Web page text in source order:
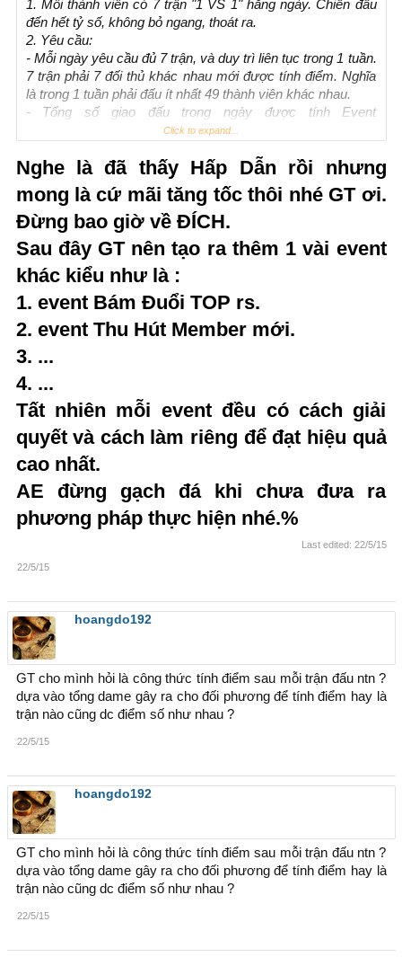
1. Mỗi thành viên có 7 trận "1 VS 1" hằng ngày. Chiến đấu
đến hết tỷ số, không bỏ ngang, thoát ra.
2. Yêu cầu:
- Mỗi ngày yêu cầu đủ 7 trận, và duy trì liên tục trong 1 tuần.
7 trận phải 7 đối thủ khác nhau mới được tính điểm. Nghĩa
là trong 1 tuần phải đấu ít nhất 49 thành viên khác nhau.
- Tổng số giao đấu trong ngày được tính Event
http://bv.gamethuvn.net/acc/?page=TOPDual
3. Phần thưởng:
Tổng giao đấu Event:
+ Hạng 1: Từ 39 trận trở lên. Tổng điểm cộng và trừ: Hơn
1100 điểm. Ví dụ: Thành viên tigermc trên bảng top.
Có 335 điểm cộng và 179 điểm trừ . Tổng điểm là: 514
điểm.
Nếu không đủ 1 trong 2 điều kiện sẽ xếp xuống hạng dưới.
Ví dụ: trên 39 trận mà dưới 1100 điểm hoặc ngược lại sẽ
chuyển thành hạng 2
điểm.
+ Hạng 3: Từ 15-30 trận: Tổng điểm cộng và trừ: Hơn 450
điểm.
Phần thưởng Hạng 1 : Tặng Sói Tinh hoàng kim +13 (hạn
sử dụng 30 ngày), và 5000 Bạc khóa.
Phần thưởng Hạng 2 : 2000 Bạc khóa.
Phần thưởng Hạng 3 : 500 Bạc khóa.
Có thể sẽ có thêm chức danh ở Hạng 1 , GT sẽ thông báo
Bắt đầu 0 giờ 0 phút. ngày: 23.05.2015
Kết thúc 23 giờ 45 phút: Ngày 29.05.2015
Chúc anh em tham gia Game vui vẻ
Click to expand...
Nghe là đã thấy Hấp Dẫn rồi nhưng
mong là cứ mãi tăng tốc thôi nhé GT ơi.
Đừng bao giờ về ĐÍCH.
Sau đây GT nên tạo ra thêm 1 vài event
khác kiểu như là :
1. event Bám Đuổi TOP rs.
2. event Thu Hút Member mới.
3. ...
4. ...
Tất nhiên mỗi event đều có cách giải
quyết và cách làm riêng để đạt hiệu quả
cao nhất.
AE đừng gạch đá khi chưa đưa ra
phương pháp thực hiện nhé.%
Last edited: 22/5/15
22/5/15
hoangdo192
GT cho mình hỏi là công thức tính điểm sau mỗi trận đấu ntn ?
dựa vào tổng dame gây ra cho đối phương để tính điểm hay là
trận nào cũng dc điểm số như nhau ?
22/5/15
hoangdo192
GT cho mình hỏi là công thức tính điểm sau mỗi trận đấu ntn ?
dựa vào tổng dame gây ra cho đối phương để tính điểm hay là
trận nào cũng dc điểm số như nhau ?
22/5/15